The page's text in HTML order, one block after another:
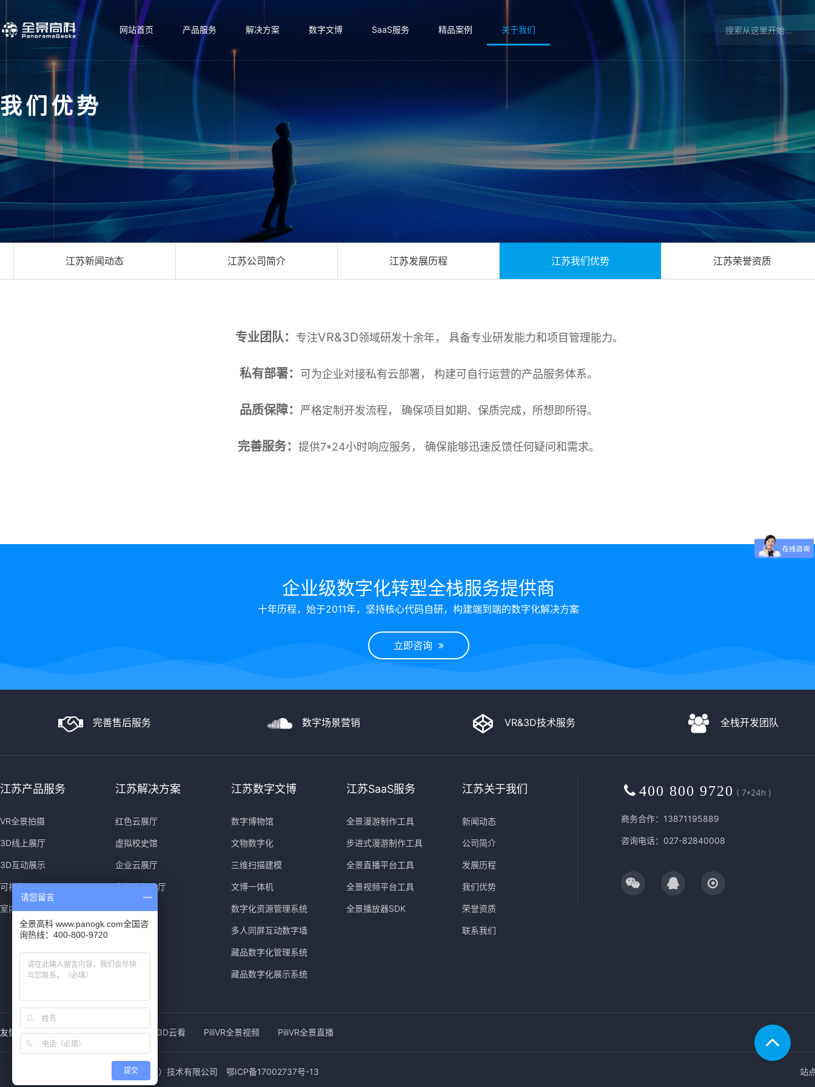
网站首页 产品服务 解决方案 数字文博 SaaS服务 精品案例 关于我们
我们优势
江苏新闻动态 江苏公司简介 江苏发展历程 江苏我们优势 江苏荣誉资质
专业团队： 专注VR&3D领域研发十余年， 具备专业研发能力和项目管理能力。
私有部署： 可为企业对接私有云部署， 构建可自行运营的产品服务体系。
品质保障： 严格定制开发流程， 确保项目如期、保质完成，所想即所得。
完善服务： 提供7*24小时响应服务， 确保能够迅速反馈任何疑问和需求。
企业级数字化转型全栈服务提供商
十年历程，始于2011年，坚持核心代码自研，构建端到端的数字化解决方案
立即咨询
完善售后服务 数字场景营销 VR&3D技术服务 全栈开发团队
江苏产品服务
VR全景拍摄
3D线上展厅
3D互动展示
可视化大屏
室内导览导视
江苏解决方案
红色云展厅
虚拟校史馆
企业云展厅
虚拟政务大厅
江苏数字文博
数字博物馆
文物数字化
三维扫描建模
文博一体机
数字化资源管理系统
多人同屏互动数字墙
藏品数字化管理系统
藏品数字化展示系统
江苏SaaS服务
全景漫游制作工具
步进式漫游制作工具
全景直播平台工具
全景视频平台工具
全景播放器SDK
江苏关于我们
新闻动态
公司简介
发展历程
我们优势
荣誉资质
联系我们
400 800 9720 ( 7*24h )
商务合作：13871195889
咨询电话：027-82840008
友情链接： 全景高科 720云图 3D云看 PiliVR全景视频 PiliVR全景直播
Copyright 2011-2023 全景高科（武汉）技术有限公司 鄂ICP备17002737号-13 站
请您留言
全景高科 www.panogk.com全国咨
询热线：400-800-9720
提交